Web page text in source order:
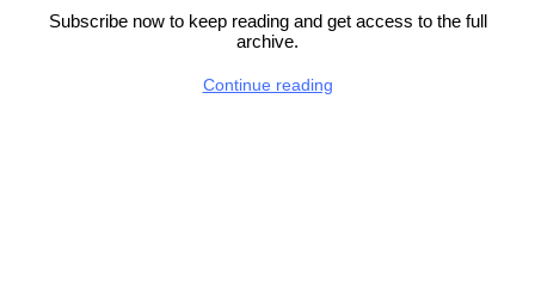
Subscribe now to keep reading and get access to the full
archive.
Continue reading